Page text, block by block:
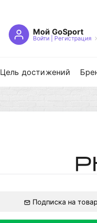
Мой GoSport
Войти| Регистрация
Цель достижений
Подписка на товар